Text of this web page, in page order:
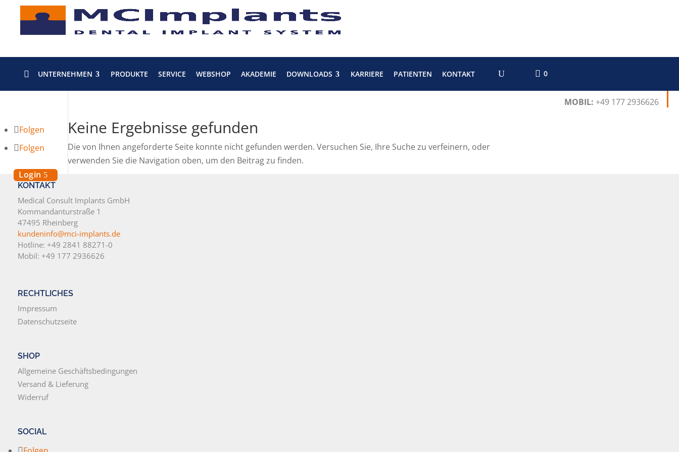
MOBIL: +49 177 2936626
Folgen
Folgen
Login
 UNTERNEHMEN PRODUKTE SERVICE WEBSHOP AKADEMIE DOWNLOADS KARRIERE PATIENTEN KONTAKT 0
Keine Ergebnisse gefunden
Die von Ihnen angeforderte Seite konnte nicht gefunden werden. Versuchen Sie, Ihre Suche zu verfeinern, oder
verwenden Sie die Navigation oben, um den Beitrag zu finden.
KONTAKT
Medical Consult Implants GmbH
Kommandanturstraße 1
47495 Rheinberg
kundeninfo@mci-implants.de
Hotline: +49 2841 88271-0
Mobil: +49 177 2936626
RECHTLICHES
Impressum
Datenschutzseite
SHOP
Allgemeine Geschäftsbedingungen
Versand & Lieferung
Widerruf
SOCIAL